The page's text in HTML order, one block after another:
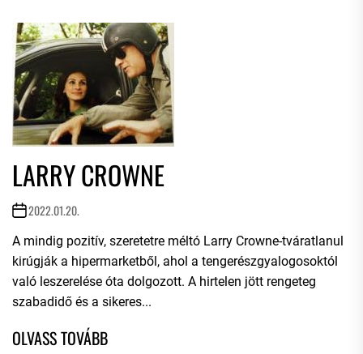
LARRY CROWNE
2022.01.20.
A mindig pozitív, szeretetre méltó Larry Crowne-tváratlanul
kirúgják a hipermarketből, ahol a tengerészgyalogosoktól
való leszerelése óta dolgozott. A hirtelen jött rengeteg
szabadidő és a sikeres...